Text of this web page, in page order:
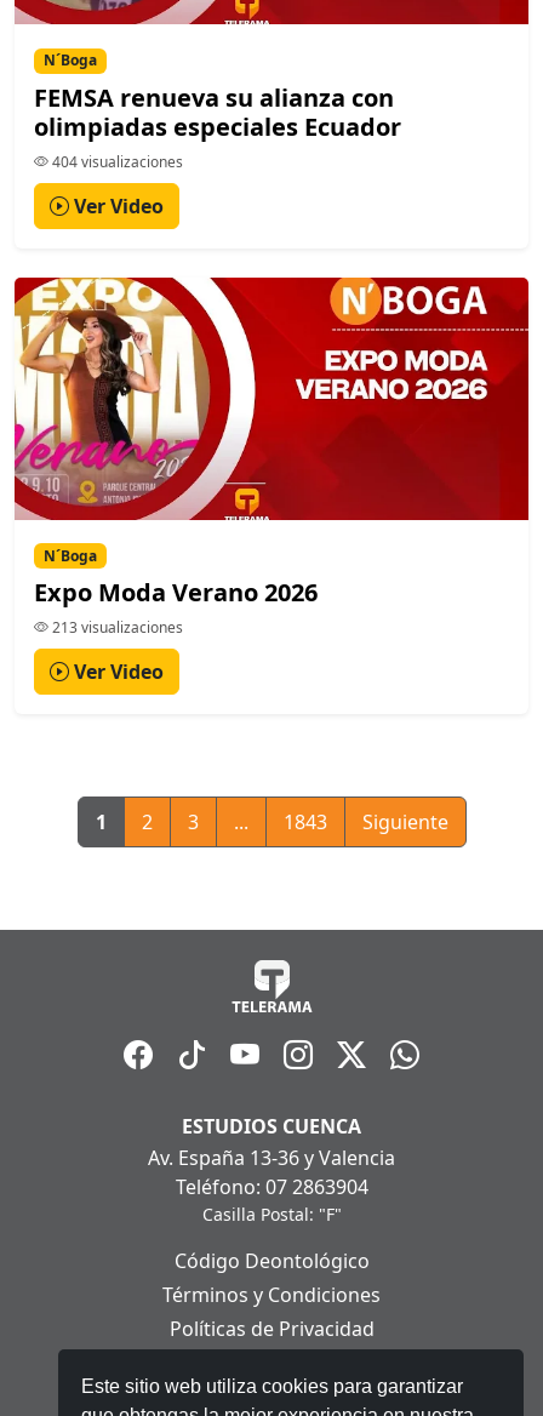
Este sitio web utiliza cookies para garantizar
N´Boga
FEMSA renueva su alianza con
olimpiadas especiales Ecuador
404 visualizaciones
Ver Video
N´Boga
Expo Moda Verano 2026
213 visualizaciones
Ver Video
1 2 3 ... 1843 Siguiente
ESTUDIOS CUENCA
Av. España 13-36 y Valencia
Teléfono: 07 2863904
Casilla Postal: "F"
Código Deontológico
Términos y Condiciones
Políticas de Privacidad
Aviso Legal